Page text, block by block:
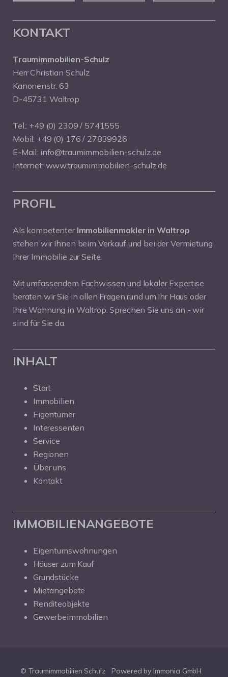
KONTAKT
Traumimmobilien-Schulz
Herr Christian Schulz
Kanonenstr. 63
D-45731 Waltrop
Tel.: +49 (0) 2309 / 5741555
Mobil: +49 (0) 176 / 27839926
E-Mail: info@traumimmobilien-schulz.de
Internet: www.traumimmobilien-schulz.de
PROFIL
Als kompetenter Immobilienmakler in Waltrop
stehen wir Ihnen beim Verkauf und bei der Vermietung
Ihrer Immobilie zur Seite.
Mit umfassendem Fachwissen und lokaler Expertise
beraten wir Sie in allen Fragen rund um Ihr Haus oder
Ihre Wohnung in Waltrop. Sprechen Sie uns an - wir
sind für Sie da.
INHALT
Start
Immobilien
Eigentümer
Interessenten
Service
Regionen
Über uns
Kontakt
IMMOBILIENANGEBOTE
Eigentumswohnungen
Häuser zum Kauf
Grundstücke
Mietangebote
Renditeobjekte
Gewerbeimmobilien
© Traumimmobilien Schulz Powered by Immonia GmbH